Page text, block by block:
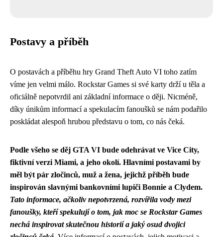
Postavy a příběh
O postavách a příběhu hry Grand Theft Auto VI toho zatím
víme jen velmi málo. Rockstar Games si své karty drží u těla a
oficiálně nepotvrdil ani základní informace o ději. Nicméně,
díky únikům informací a spekulacím fanoušků se nám podařilo
poskládat alespoň hrubou představu o tom, co nás čeká.
Podle všeho se děj GTA VI bude odehrávat ve Vice City,
fiktivní verzi Miami, a jeho okolí. Hlavními postavami by
měl být pár zločinců, muž a žena, jejichž příběh bude
inspirován slavnými bankovními lupiči Bonnie a Clydem.
Tato informace, ačkoliv nepotvrzená, rozvířila vody mezi
fanoušky, kteří spekulují o tom, jak moc se Rockstar Games
nechá inspirovat skutečnou historií a jaký osud dvojici